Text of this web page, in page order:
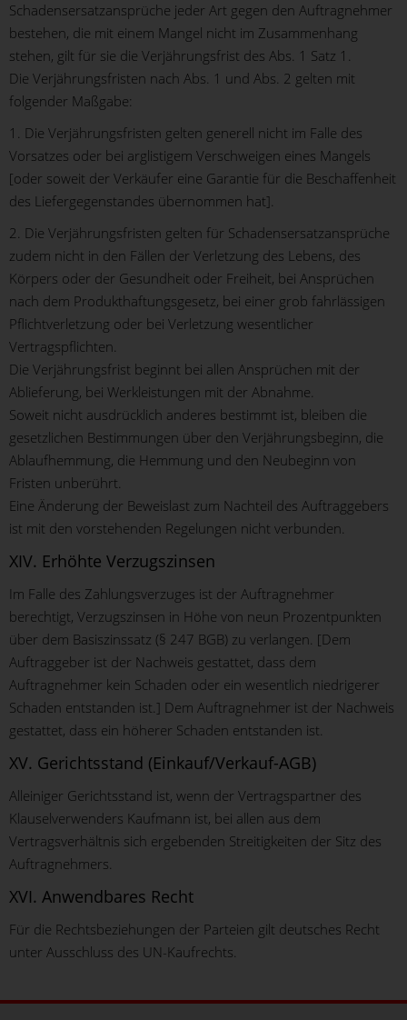
Schadensersatzansprüche jeder Art gegen den Auftragnehmer
bestehen, die mit einem Mangel nicht im Zusammenhang
stehen, gilt für sie die Verjährungsfrist des Abs. 1 Satz 1.
Die Verjährungsfristen nach Abs. 1 und Abs. 2 gelten mit
folgender Maßgabe:
1. Die Verjährungsfristen gelten generell nicht im Falle des
Vorsatzes oder bei arglistigem Verschweigen eines Mangels
[oder soweit der Verkäufer eine Garantie für die Beschaffenheit
des Liefergegenstandes übernommen hat].
2. Die Verjährungsfristen gelten für Schadensersatzansprüche
zudem nicht in den Fällen der Verletzung des Lebens, des
Körpers oder der Gesundheit oder Freiheit, bei Ansprüchen
nach dem Produkthaftungsgesetz, bei einer grob fahrlässigen
Pflichtverletzung oder bei Verletzung wesentlicher
Vertragspflichten.
Die Verjährungsfrist beginnt bei allen Ansprüchen mit der
Ablieferung, bei Werkleistungen mit der Abnahme.
Soweit nicht ausdrücklich anderes bestimmt ist, bleiben die
gesetzlichen Bestimmungen über den Verjährungsbeginn, die
Ablaufhemmung, die Hemmung und den Neubeginn von
Fristen unberührt.
Eine Änderung der Beweislast zum Nachteil des Auftraggebers
ist mit den vorstehenden Regelungen nicht verbunden.
XIV. Erhöhte Verzugszinsen
Im Falle des Zahlungsverzuges ist der Auftragnehmer
berechtigt, Verzugszinsen in Höhe von neun Prozentpunkten
über dem Basiszinssatz (§ 247 BGB) zu verlangen. [Dem
Auftraggeber ist der Nachweis gestattet, dass dem
Auftragnehmer kein Schaden oder ein wesentlich niedrigerer
Schaden entstanden ist.] Dem Auftragnehmer ist der Nachweis
gestattet, dass ein höherer Schaden entstanden ist.
XV. Gerichtsstand (Einkauf/Verkauf-AGB)
Alleiniger Gerichtsstand ist, wenn der Vertragspartner des
Klauselverwenders Kaufmann ist, bei allen aus dem
Vertragsverhältnis sich ergebenden Streitigkeiten der Sitz des
Auftragnehmers.
XVI. Anwendbares Recht
Für die Rechtsbeziehungen der Parteien gilt deutsches Recht
unter Ausschluss des UN-Kaufrechts.